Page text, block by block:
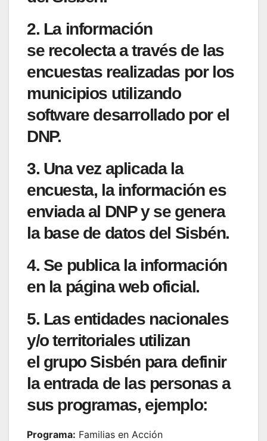
2. La información
se recolecta a través de las
encuestas realizadas por los
municipios utilizando
software desarrollado por el
DNP.
3. Una vez aplicada la
encuesta, la información es
enviadaal DNP y se genera
la base de datos del Sisbén.
4. Se publicala información
en la página web oficial.
5. Las entidades nacionales
y/o territoriales utilizan
el grupo Sisbén para definir
la entradade las personas a
sus programas, ejemplo:
Programa: Familias en Acción